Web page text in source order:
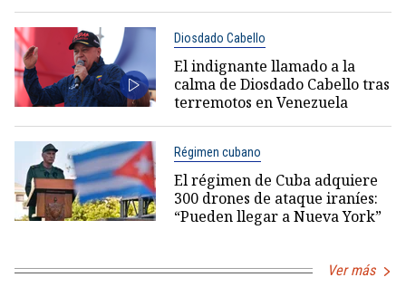
Diosdado Cabello
El indignante llamado a la
calma de Diosdado Cabello tras
terremotos en Venezuela
Régimen cubano
El régimen de Cuba adquiere
300 drones de ataque iraníes:
“Pueden llegar a Nueva York”
Ver más